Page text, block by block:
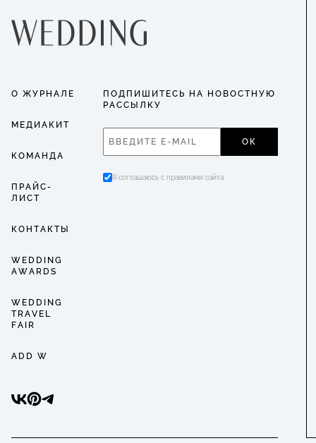
О ЖУРНАЛЕ
МЕДИАКИТ
КОМАНДА
ПРАЙС-
ЛИСТ
КОНТАКТЫ
WEDDING
AWARDS
WEDDING
TRAVEL
FAIR
ADD W
ПОДПИШИТЕСЬ НА НОВОСТНУЮ
РАССЫЛКУ
ОК
Я соглашаюсь с правилами сайта